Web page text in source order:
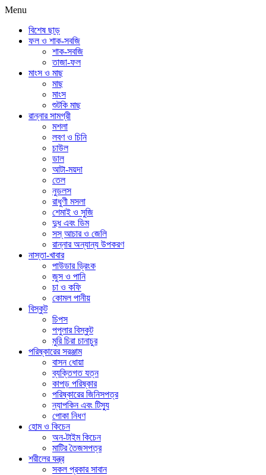
Menu
বিশেষ ছাড়
ফল ও শাক-সবজি
শাক-সবজি
তাজা-ফল
মাংস ও মাছ
মাছ
মাংস
শুটকি মাছ
রান্নার সামগ্রী
মশলা
লবণ ও চিনি
চাউল
ডাল
আটা-ময়দা
তেল
নুডলস
রাধুণী মসলা
শেমাই ও সুজি
দুধ এবং ডিম
সস্ আচার ও জেলি
রান্নার অন্যান্য উপকরণ
নাস্তা-খাবার
পাউডার ড্রিংক
জুস ও পানি
চা ও কফি
কোমল পানীয়
বিস্কুট
চিপস
পপুলার বিস্কুট
মুরি চিরা চানাচুর
পরিষ্কারের সরঞ্জাম
বাসন ধোয়া
ব্যক্তিগত যত্ন
কাপড় পরিষ্কার
পরিষ্কারের জিনিসপত্র
ন্যাপকিন এবং টিস্যু
পোকা নিধণ
হোম ও কিচেন
অন-টাইম কিচেন
মাটির তৈজসপত্র
শরীলের যন্ত্র
সকল প্রকার সাবান